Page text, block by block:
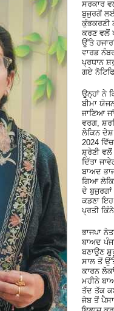
ਸਰਕਾਰ
ਬੁਜੁਰਗੋਂ ਲਈ
ਕੁੰਭਕਰਣੀ
ਕਰਣ ਵਲੋਂ
ਉੱਤੇ
ਵਾਰਡ
ਪ੍ਰਧਾਨ
ਗਏ
ਉਨ੍ਹਾਂ ਨੇ
ਬੀਮਾ
ਜਾਣਿਆ
ਵਰਗ,
ਲੇਕਿਨ
2024
ਸ਼੍ਰੇਣੀ
ਦਿੱਤਾ
ਬਾਅਦ
ਗਿਆ
ਦੇ
ਕਡਣਾ
ਪ੍ਰਤੀ
ਭਾਜਪਾ
ਬਾਅਦ
ਬਣਾਉਣ
ਸਾਲ ਤੋਂ
ਕਾਰਨ
ਮਹੀਨੇ
ਤੱਦ ਤੱਕ
ਜੇਬ ਤੋਂ